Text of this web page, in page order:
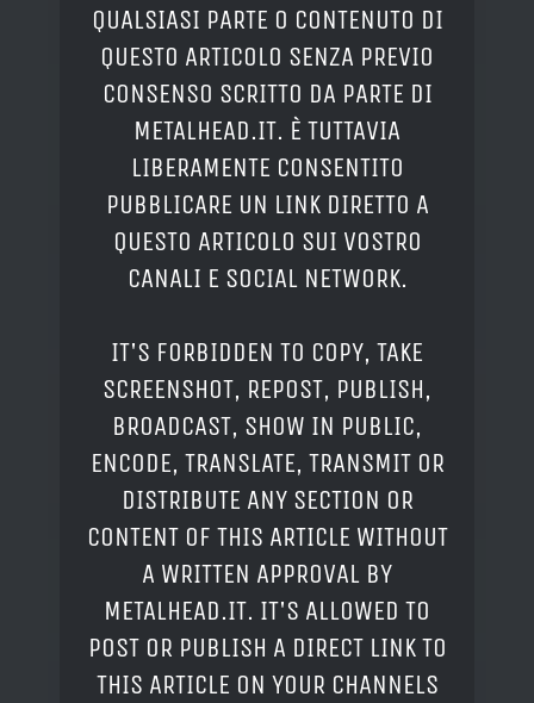
QUALSIASI PARTE O CONTENUTO DI
QUESTO ARTICOLO SENZA PREVIO
CONSENSO SCRITTO DA PARTE DI
METALHEAD.IT. È TUTTAVIA
LIBERAMENTE CONSENTITO
PUBBLICARE UN LINK DIRETTO A
QUESTO ARTICOLO SUI VOSTRO
CANALI E SOCIAL NETWORK.
IT'S FORBIDDEN TO COPY, TAKE
SCREENSHOT, REPOST, PUBLISH,
BROADCAST, SHOW IN PUBLIC,
ENCODE, TRANSLATE, TRANSMIT OR
DISTRIBUTE ANY SECTION OR
CONTENT OF THIS ARTICLE WITHOUT
A WRITTEN APPROVAL BY
METALHEAD.IT. IT'S ALLOWED TO
POST OR PUBLISH A DIRECT LINK TO
THIS ARTICLE ON YOUR CHANNELS